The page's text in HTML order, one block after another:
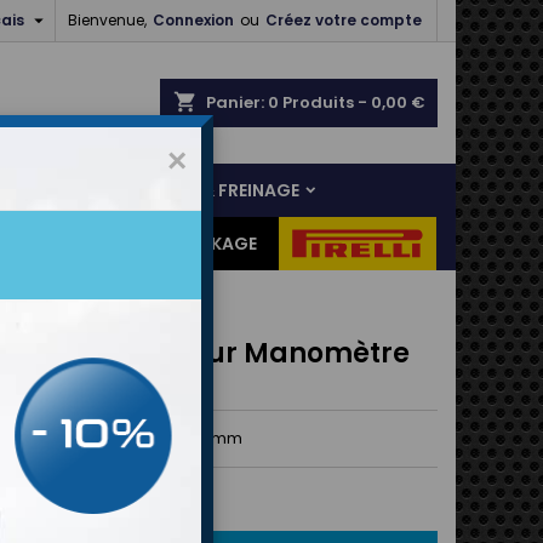
Bienvenue, Connexion ou Créez votre compte

shopping_cart Panier: 0 Produits - 0,00 €
LIAISON AU SOL & FREINAGE
CADEAUX DESTOCKAGE
Lisse Pour Manomètre
Lisse Pour Manomètre 8mm
TTC
×